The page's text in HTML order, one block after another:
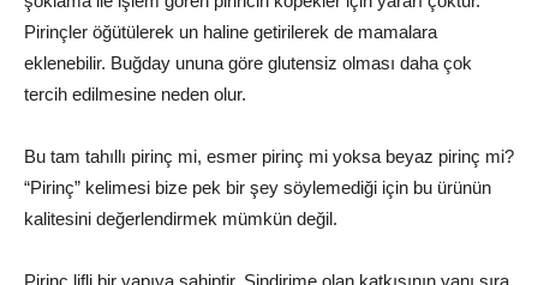
Pirinçler öğütülerek un haline getirilerek de mamalara
eklenebilir. Buğday ununa göre glutensiz olması daha çok
tercih edilmesine neden olur.
Bu tam tahıllı pirinç mi, esmer pirinç mi yoksa beyaz pirinç mi?
“Pirinç” kelimesi bize pek bir şey söylemediği için bu ürünün
kalitesini değerlendirmek mümkün değil.
Pirinç lifli bir yapıya sahiptir. Sindirime olan katkısının yanı sıra